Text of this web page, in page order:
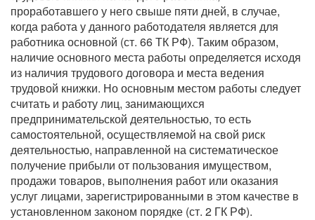
проработавшего у него свыше пяти дней, в случае,
когда работа у данного работодателя является для
работника основной (ст. 66 ТК РФ). Таким образом,
наличие основного места работы определяется исходя
из наличия трудового договора и места ведения
трудовой книжки. Но основным местом работы следует
считать и работу лиц, занимающихся
предпринимательской деятельностью, то есть
самостоятельной, осуществляемой на свой риск
деятельностью, направленной на систематическое
получение прибыли от пользования имуществом,
продажи товаров, выполнения работ или оказания
услуг лицами, зарегистрированными в этом качестве в
установленном законом порядке (ст. 2 ГК РФ).